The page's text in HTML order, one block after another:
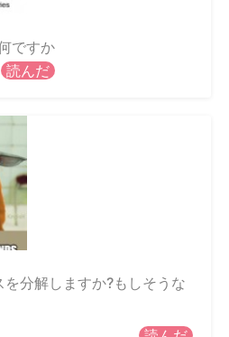
ですか
読んだ
分解しますか?もしそうな